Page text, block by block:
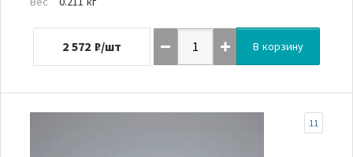
2 572 ₽/шт В корзину
11